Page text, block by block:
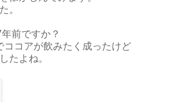
。
前ですか？
ココアが飲みたく成ったけど
たよね。